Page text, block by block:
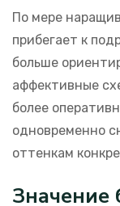
По мере
прибегает к
больше
аффективные
более
одновременно
оттенкам
Значение